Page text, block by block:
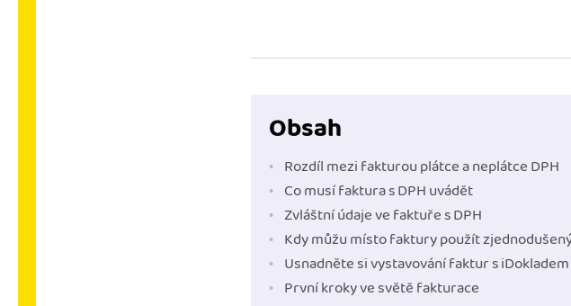
Užívejte, že máte podklady pro finanční
Propojení na další systémy
Nechte iDoklad pracovat za vás. Díky
propojení s e-shopem, bankou, CRM...
Obsah
Rozdíl mezi fakturou plátce a neplátce DPH
Co musí faktura s DPH uvádět
Zvláštní údaje ve faktuře s DPH
Kdy můžu místo faktury použít
Usnadněte si vystavování faktur s iDokladem
První kroky ve světě fakturace